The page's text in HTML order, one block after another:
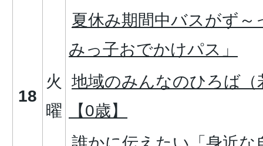
18
火
曜
夏休み期間中バスがず～
みっ子おでかけパス」
地域のみんなのひろば（
【0歳】